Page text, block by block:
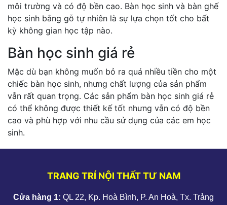
môi trường và có độ bền cao. Bàn học sinh và bàn ghế
học sinh bằng gỗ tự nhiên là sự lựa chọn tốt cho bất
kỳ không gian học tập nào.
Bàn học sinh giá rẻ
Mặc dù bạn không muốn bỏ ra quá nhiều tiền cho một
chiếc bàn học sinh, nhưng chất lượng của sản phẩm
vẫn rất quan trọng. Các sản phẩm bàn học sinh giá rẻ
có thể không được thiết kế tốt nhưng vẫn có độ bền
cao và phù hợp với nhu cầu sử dụng của các em học
sinh.
TRANG TRÍ NỘI THẤT TƯ NAM
Cửa hàng 1: QL 22, Kp. Hoà Bình, P. An Hoà, Tx. Trảng